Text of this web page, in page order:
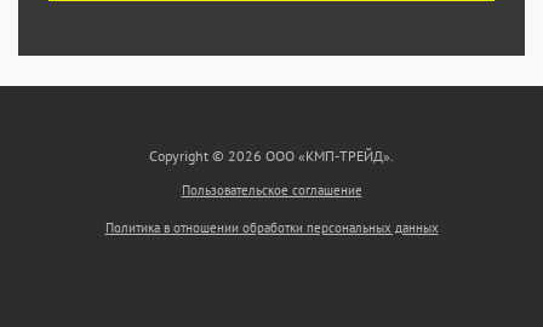
Copyright © 2026 ООО «КМП-ТРЕЙД».
Пользовательское соглашение
Политика в отношении обработки персональных данных